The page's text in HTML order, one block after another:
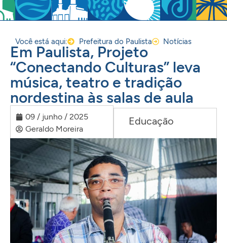
Você está aqui: Prefeitura do Paulista Notícias
Em Paulista, Projeto
“Conectando Culturas” leva
música, teatro e tradição
nordestina às salas de aula
09 / junho / 2025
Geraldo Moreira
Educação